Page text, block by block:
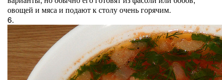
овощей и мяса и подают к столу очень горячим.
6.